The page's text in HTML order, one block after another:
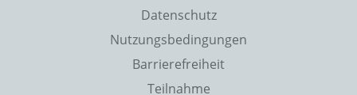
Datenschutz
Nutzungsbedingungen
Barrierefreiheit
Teilnahme